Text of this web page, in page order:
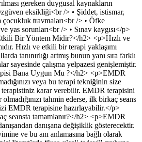
gereken duygusal kaynakların
eksikliği<br /> • Şiddet, istismar,
travmaları<br /> • Öfke
yas sorunları<br /> • Sınav kaygısı</p>
Bir Yöntem Midir?</h2> <p>Hızlı ve
Hızlı ve etkili bir terapi yaklaşımı
tanınırlığı artmış bunun yanı sıra farklı
sayesinde çalışma yelpazesi genişlemiştir.
Bana Uygun Mu ?</h2> <p>EMDR
veya bu terapi tekniğinin size
terapistiniz karar verebilir. EMDR terapisini
tahmin ederse, ilk birkaç seans
EMDR terapisine hazırlayabilir.</p>
seansta tamamlanır?</h2> <p>EMDR
danışana değişiklik gösterecektir.
ve bu anı anlamasına bağlı olarak